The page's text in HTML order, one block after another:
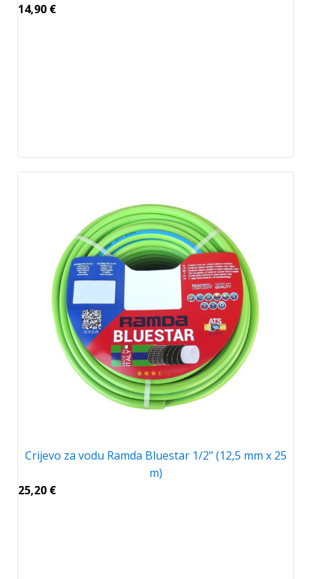
14,90 €
Crijevo za vodu Ramda Bluestar 1/2" (12,5 mm x 25
m)
25,20 €